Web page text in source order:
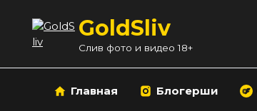
содержанию
GoldSliv
Слив фото и видео 18+
Главная Блогерши